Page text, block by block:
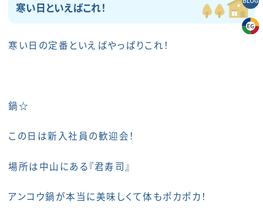
寒い日といえばこれ！
寒い日の定番といえばやっぱりこれ！
鍋☆
この日は新入社員の歓迎会！
場所は中山にある『君寿司』
アンコウ鍋が本当に美味しくて体もポカポカ！